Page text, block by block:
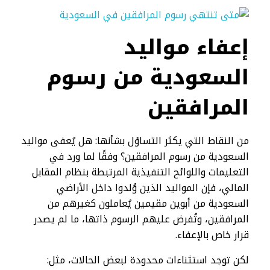
إعفاء مواليد
السعودية من رسوم
المرافقين
من النقاط التي يكثر التساؤل بشأنها: هل يُعفى مواليد
السعودية من رسوم المرافقين؟ وفقًا لما ورد في
التعليمات واللوائح التنفيذية المرتبطة بنظام المقابل
المالي، فإن المواليد الذين وُلدوا داخل الأراضي
السعودية من أبوين مقيمين يُعاملون كغيرهم من
المرافقين، وتُفرض عليهم الرسوم ذاتها، ما لم يصدر
قرار خاص بالإعفاء.
لكن توجد استثناءات محدودة لبعض الحالات، مثل: